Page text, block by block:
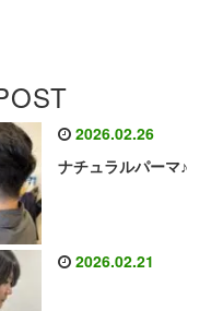
2026.02.26
ナチュラルパーマ♪
2026.02.21